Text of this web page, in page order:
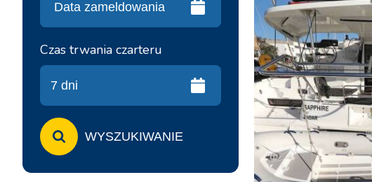
Czas trwania czarteru
WYSZUKIWANIE